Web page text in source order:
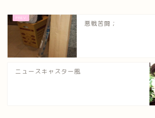
悪戦苦闘；
ニュースキャスター風